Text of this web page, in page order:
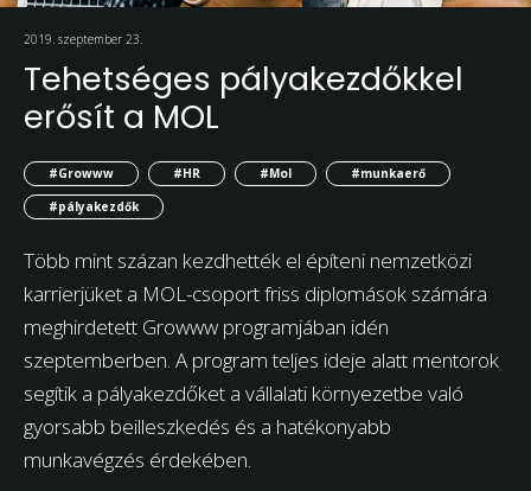
2019. szeptember 23.
Tehetséges pályakezdőkkel
erősít a MOL
#Growww #HR #Mol
#munkaerő
#pályakezdők
Több mint százan kezdhették el építeni nemzetközi
karrierjüket a MOL-csoport friss diplomások számára
meghirdetett Growww programjában idén
szeptemberben. A program teljes ideje alatt mentorok
segítik a pályakezdőket a vállalati környezetbe való
gyorsabb beilleszkedés és a hatékonyabb
munkavégzés érdekében.